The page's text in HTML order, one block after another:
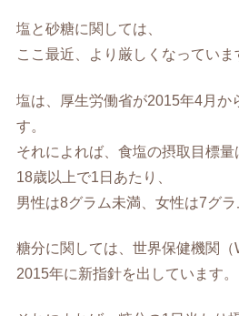
塩と砂糖に関しては、
ここ最近、より厳しくなっていま
塩は、厚生労働省が2015年4月か
す。
それによれば、食塩の摂取目標量
18歳以上で1日あたり、
男性は8グラム未満、女性は7グラ
糖分に関しては、世界保健機関（
2015年に新指針を出しています。